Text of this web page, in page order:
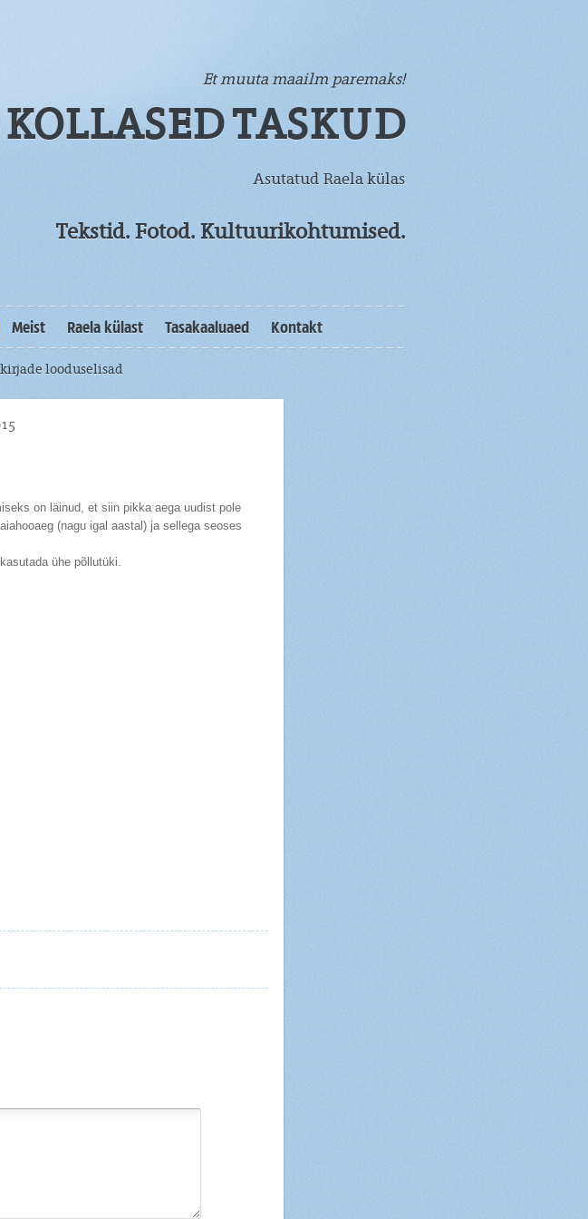
Et muuta maailm paremaks!
KOLLASED TASKUD
Asutatud Raela külas
Tekstid. Fotod. Kultuurikohtumised.
Meist Raela külast Tasakaaluaed Kontakt
looduselisad
on läinud, et siin pikka aega uudist pole
(nagu igal aastal) ja sellega seoses
ühe põllutüki.